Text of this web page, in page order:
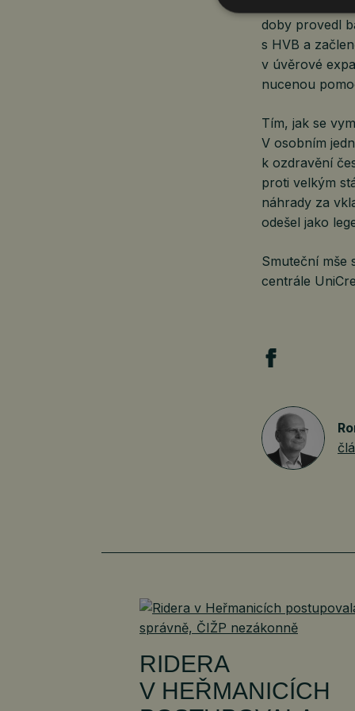
doby provedl
s HVB a
v úvěrové
nucenou
Tím, jak se
V osobním
k ozdravění
proti velkým
náhrady za
odešel jako
Smuteční mše
centrále
RIDERA
V HEŘMANICÍCH